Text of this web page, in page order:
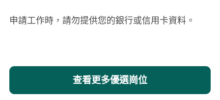
申請工作時，請勿提供您的銀行或信用卡資料。
查看更多優選崗位